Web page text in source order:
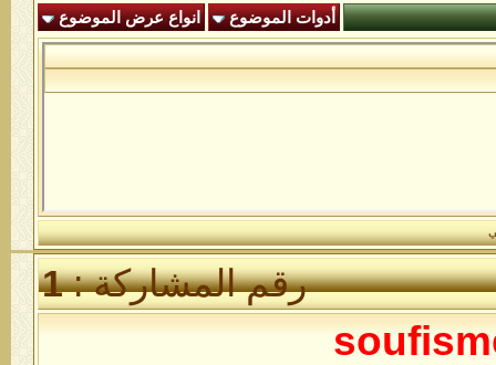
أدوات الموضوع
انواع عرض الموضوع
رقم المشاركة :1